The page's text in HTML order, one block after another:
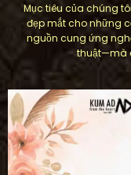
Mục tiêu của chúng
đẹp mắt cho những
nguồn cung ứng
thuật—mà